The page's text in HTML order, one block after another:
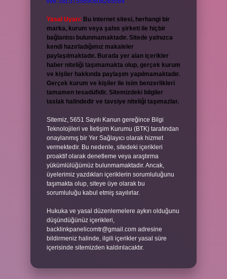
Yasal Uyarı: Bu internet sitesi, herhangi bir
marka, kurum veya şahıs şirketi ile hiçbir
bağlantısı bulunmamaktadır. Sitede yalnızca
kendi hazırladığımız makaleler
paylaşılmaktadır. Burada yer alan içerikler
haber niteliği taşımamakta olup, gerçek kurum
ve kişiler hakkında paylaşım yapılmamaktadır.
Gerçek kurum ve kişiler ile isim benzerlikleri
tamamen tesadüfidir. Sitemizdeki bilgiler
taslak halindedir ve tavsiye niteliği taşımazlar.
Sitemiz, 5651 Sayılı Kanun gereğince Bilgi
Teknolojileri ve İletişim Kurumu (BTK) tarafından
onaylanmış bir Yer Sağlayıcı olarak hizmet
vermektedir. Bu nedenle, sitedeki içerikleri
proaktif olarak denetleme veya araştırma
yükümlülüğümüz bulunmamaktadır. Ancak,
üyelerimiz yazdıkları içeriklerin sorumluluğunu
taşımakta olup, siteye üye olarak bu
sorumluluğu kabul etmiş sayılırlar.
Hukuka ve yasal düzenlemelere aykırı olduğunu
düşündüğünüz içerikleri,
backlinkpanelicomtr@gmail.com adresine
bildirmeniz halinde, ilgili içerikler yasal süre
içerisinde sitemizden kaldırılacaktır.